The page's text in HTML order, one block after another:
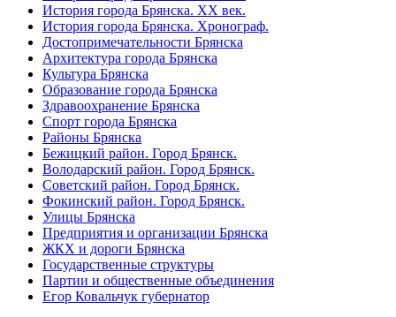
История города Брянска. XX век.
История города Брянска. Хронограф.
Достопримечательности Брянска
Архитектура города Брянска
Культура Брянска
Образование города Брянска
Здравоохранение Брянска
Спорт города Брянска
Районы Брянска
Бежицкий район. Город Брянск.
Володарский район. Город Брянск.
Советский район. Город Брянск.
Фокинский район. Город Брянск.
Улицы Брянска
Предприятия и организации Брянска
ЖКХ и дороги Брянска
Государственные структуры
Партии и общественные объединения
Егор Ковальчук губернатор